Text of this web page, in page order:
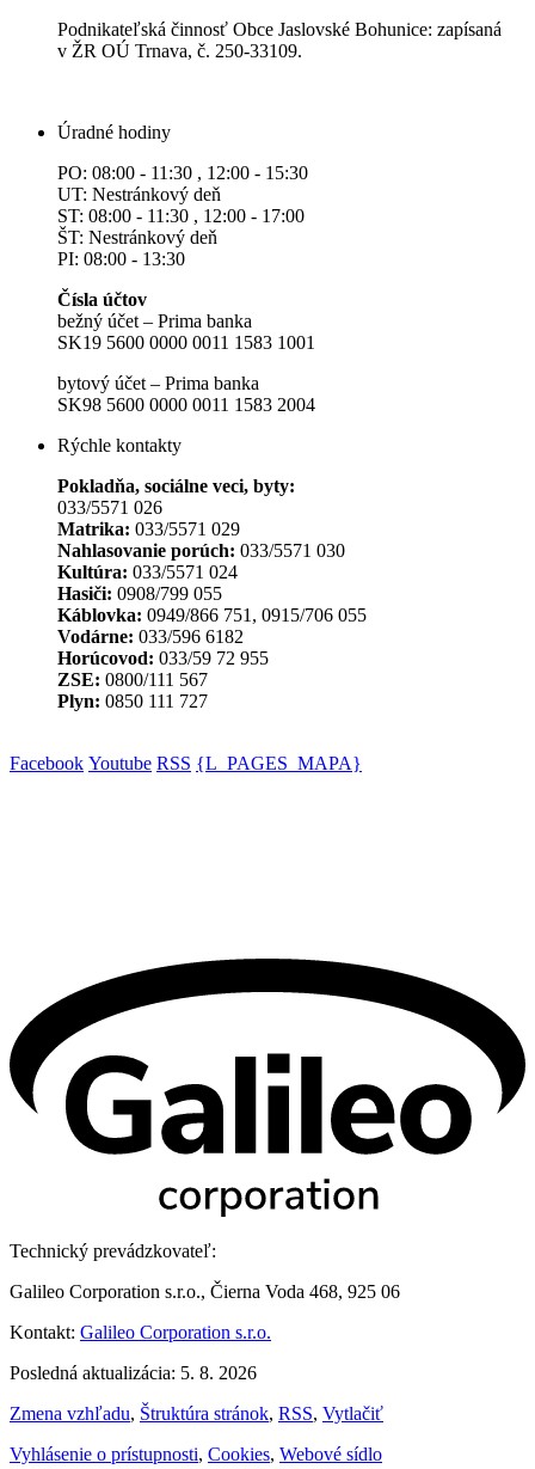
Podnikateľská činnosť Obce Jaslovské Bohunice: zapísaná
v ŽR OÚ Trnava, č. 250-33109.
Úradné hodiny
PO: 08:00 - 11:30 , 12:00 - 15:30
UT: Nestránkový deň
ST: 08:00 - 11:30 , 12:00 - 17:00
ŠT: Nestránkový deň
PI: 08:00 - 13:30
Čísla účtov
bežný účet – Prima banka
SK19 5600 0000 0011 1583 1001
bytový účet – Prima banka
SK98 5600 0000 0011 1583 2004
Rýchle kontakty
Pokladňa, sociálne veci, byty:
033/5571 026
Matrika: 033/5571 029
Nahlasovanie porúch: 033/5571 030
Kultúra: 033/5571 024
Hasiči: 0908/799 055
Káblovka: 0949/866 751, 0915/706 055
Vodárne: 033/596 6182
Horúcovod: 033/59 72 955
ZSE: 0800/111 567
Plyn: 0850 111 727
Facebook Youtube RSS {L_PAGES_MAPA}
Technický prevádzkovateľ:
Galileo Corporation s.r.o., Čierna Voda 468, 925 06
Kontakt: Galileo Corporation s.r.o.
Posledná aktualizácia: 5. 8. 2026
Zmena vzhľadu, Štruktúra stránok, RSS, Vytlačiť
Vyhlásenie o prístupnosti, Cookies, Webové sídlo